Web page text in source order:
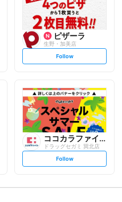
ピザーラ
生野・加美店
s
t
l
o
w
Follow
ココカラファイン
ドラッグセガミ 巽北店
s
t
Follow